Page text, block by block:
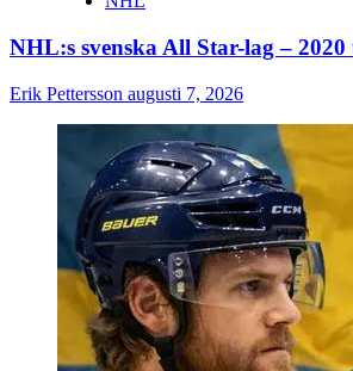
NHL:s svenska All Star-lag – 2020
Erik Pettersson augusti 7, 2026